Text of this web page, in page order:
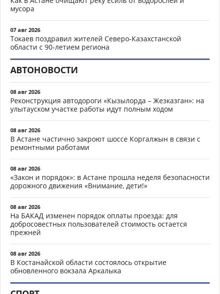
мусора
07 авг 2026
Токаев поздравил жителей Северо-Казахстанской
области с 90-летием региона
АВТОНОВОСТИ
08 авг 2026
Реконструкция автодороги «Кызылорда – Жезказган»: на
улытауском участке работы идут полным ходом
08 авг 2026
В Астане частично закроют шоссе Коргалжын в связи с
ремонтными работами
08 авг 2026
«Закон и порядок»: в Астане прошла неделя безопасности
дорожного движения «Внимание, дети!»
08 авг 2026
На БАКАД изменен порядок оплаты проезда: для
добросовестных пользователей стоимость остается
прежней
08 авг 2026
В Костанайской области состоялось открытие
обновленного вокзала Аркалыка